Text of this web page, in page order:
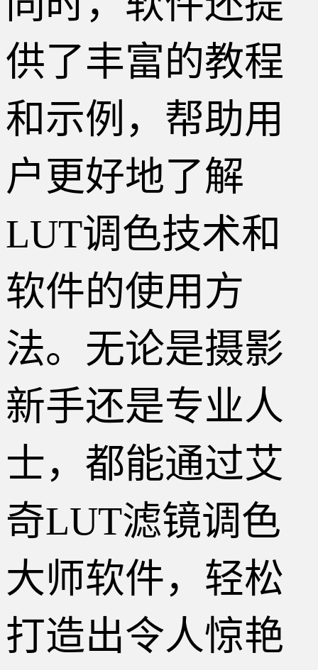
供了丰富的教程
和示例，帮助用
户更好地了解
LUT调色技术和
软件的使用方
法。无论是摄影
新手还是专业人
士，都能通过艾
奇LUT滤镜调色
大师软件，轻松
打造出令人惊艳